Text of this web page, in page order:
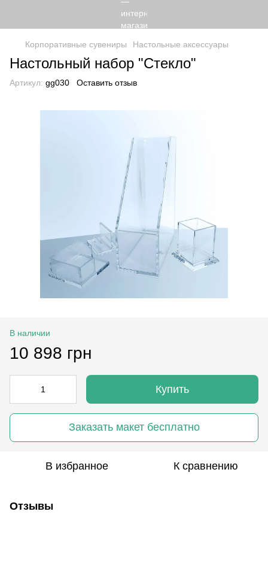
Корпоративные сувениры Настольные аксессуары
Настольный набор "Стекло"
Артикул: gg030 Оставить отзыв
В наличии
10 898 грн
Купить
Заказать макет бесплатно
В избранное К сравнению
Отзывы